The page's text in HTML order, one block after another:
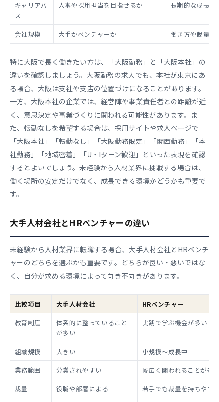
キャリアパ
ス
人事や採用担当を目指せるか 長期的な成長に
会社規模 大手かベンチャーか 働き方や裁量が
特に大阪で長く働きたい方は、「大阪勤務」と「大阪本社」の
違いを確認しましょう。大阪勤務の求人でも、本社が東京にあ
る場合、大阪は支社や支店の位置づけになることがあります。
一方、大阪本社の企業では、経営陣や事業責任者との距離が近
く、意思決定や事業づくりに関われる可能性があります。ま
た、転勤なしを希望する場合は、採用サイトや求人ページで
「大阪本社」「転勤なし」「大阪勤務限定」「関西勤務」「本
社勤務」「地域密着」「U・Iターン歓迎」といった表現を確認
するとよいでしょう。未経験から人材業界に挑戦する場合は、
働く場所の安定だけでなく、成長できる環境かどうかも重要で
す。
大手人材会社とHRベンチャーの違い
未経験から人材業界に転職する場合、大手人材会社とHRベンチ
ャーのどちらを選ぶかも重要です。どちらが良い・悪いではな
く、自分が求める環境によって向き不向きがあります。
比較項目 大手人材会社
HRベンチャー
教育制度
体系的に整っていること
が多い
実践で学ぶ機会が多い
組織規模 大きい
小規模〜成長中
業務範囲
分業されやすい
幅広く関われることが多
裁量
役職や部署による
若手でも裁量を持ちやす